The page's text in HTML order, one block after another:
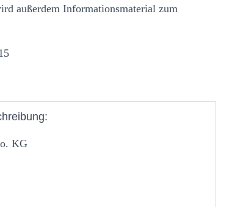
außerdem Informationsmaterial zum
KG